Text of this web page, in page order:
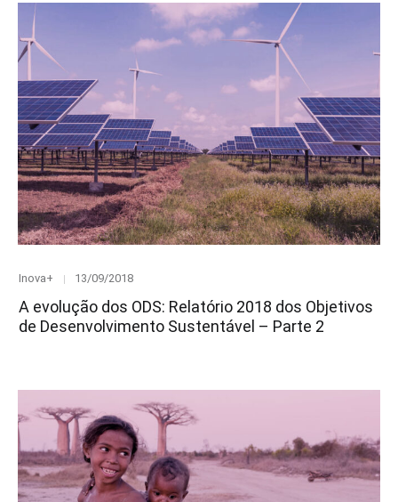
Category
Inova+
Posted
13/09/2018
A evolução dos ODS: Relatório 2018 dos Objetivos
de Desenvolvimento Sustentável – Parte 2